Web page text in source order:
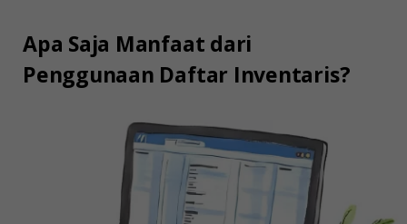
Apa Saja Manfaat dari
Penggunaan Daftar Inventaris?